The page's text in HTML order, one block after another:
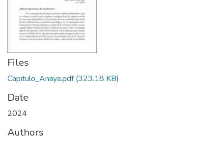
Files
Capitulo_Anaya.pdf(323.18 KB)
Date
2024
Authors